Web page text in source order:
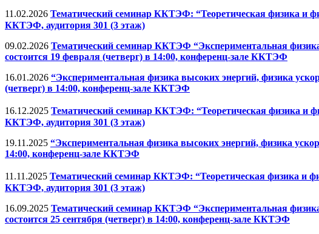
11.02.2026 Тематический семинар ККТЭФ: “Теоретическая физика и
ККТЭФ, аудитория 301 (3 этаж)
09.02.2026 Тематический семинар ККТЭФ “Экспериментальная
состоится 19 февраля (четверг) в 14:00, конференц-зале ККТЭФ
16.01.2026 “Экспериментальная физика высоких энергий, физика
(четверг) в 14:00, конференц-зале ККТЭФ
16.12.2025 Тематический семинар ККТЭФ: “Теоретическая физика и
ККТЭФ, аудитория 301 (3 этаж)
19.11.2025 “Экспериментальная физика высоких энергий, физика
14:00, конференц-зале ККТЭФ
11.11.2025 Тематический семинар ККТЭФ: “Теоретическая физика и
ККТЭФ, аудитория 301 (3 этаж)
16.09.2025 Тематический семинар ККТЭФ “Экспериментальная
состоится 25 сентября (четверг) в 14:00, конференц-зале ККТЭФ